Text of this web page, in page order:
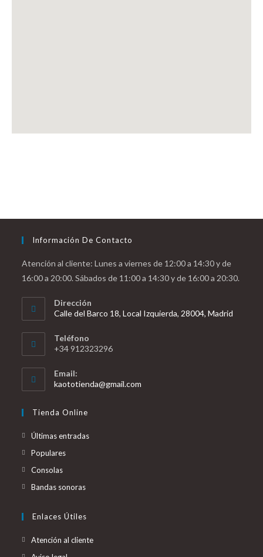
Información De Contacto
Atención al cliente: Lunes a viernes de 12:00 a 14:30 y de
16:00 a 20:00. Sábados de 11:00 a 14:30 y de 16:00 a 20:30.
Dirección
Calle del Barco 18, Local Izquierda, 28004, Madrid
Teléfono
+34 912323296
Email:
kaototienda@gmail.com
Tienda Online
Últimas entradas
Populares
Consolas
Bandas sonoras
Enlaces Útiles
Atención al cliente